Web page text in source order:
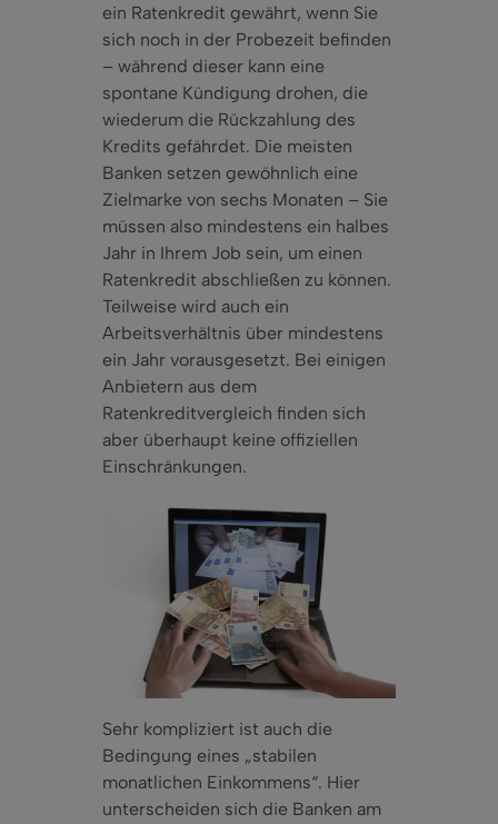
ein Ratenkredit gewährt, wenn Sie
sich noch in der Probezeit befinden
– während dieser kann eine
spontane Kündigung drohen, die
wiederum die Rückzahlung des
Kredits gefährdet. Die meisten
Banken setzen gewöhnlich eine
Zielmarke von sechs Monaten – Sie
müssen also mindestens ein halbes
Jahr in Ihrem Job sein, um einen
Ratenkredit abschließen zu können.
Teilweise wird auch ein
Arbeitsverhältnis über mindestens
ein Jahr vorausgesetzt. Bei einigen
Anbietern aus dem
Ratenkreditvergleich finden sich
aber überhaupt keine offiziellen
Einschränkungen.
Sehr kompliziert ist auch die
Bedingung eines „stabilen
monatlichen Einkommens“. Hier
unterscheiden sich die Banken am